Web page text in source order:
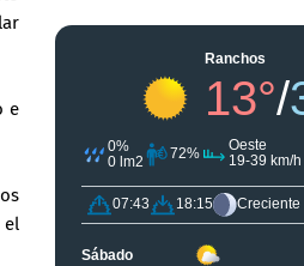
e
el